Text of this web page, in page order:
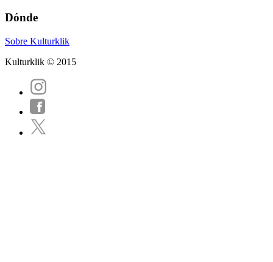
Dónde
Sobre Kulturklik
Kulturklik © 2015